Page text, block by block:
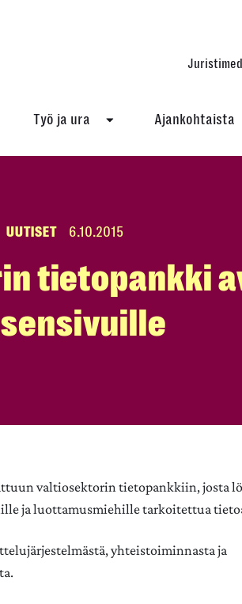
Työ ja ura Ajankohtaista
UUTISET 6.10.2015
tietopankki
valtiosektorin tietopankkiin, josta
ja luottamusmiehille tarkoitettua
yhteistoiminnasta ja